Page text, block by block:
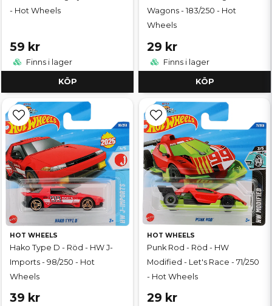
- Hot Wheels
59 kr
Finns i lager
KÖP
Wagons - 183/250 - Hot
Wheels
29 kr
Finns i lager
KÖP
HOT WHEELS
Hako Type D - Röd - HW J-
Imports - 98/250 - Hot
Wheels
39 kr
HOT WHEELS
Punk Rod - Röd - HW
Modified - Let's Race - 71/250
- Hot Wheels
29 kr